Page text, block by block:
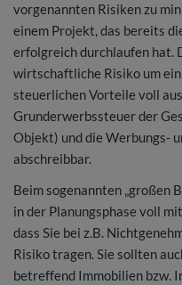
vorgenannten Risiken zu
einem Projekt, das bereits
erfolgreich durchlaufen hat.
wirtschaftliche Risiko um
steuerlichen Vorteile voll
Grunderwerbssteuer der
Objekt) und die Werbungs-
abschreibbar.
Beim sogenannten „großen
in der Planungsphase voll
dass Sie bei z.B.
Risiko tragen. Sie sollten
betreffend Immobilien bzw.